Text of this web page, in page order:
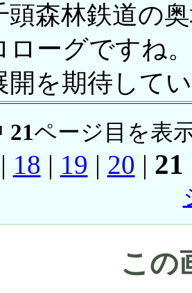
頭森林鉄道の
ローグですね
開を期待して
21ページ目を表
| 18 | 19 | 20 | 21
この